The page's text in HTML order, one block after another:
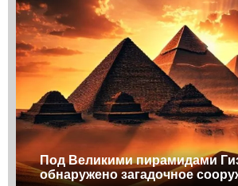
Под Великими пирамидами
обнаружено загадочное